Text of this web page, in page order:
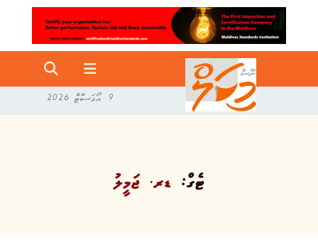
9 އޯގަސްޓް 2026
ޓެގް: ޑރ. ޖަމީލު